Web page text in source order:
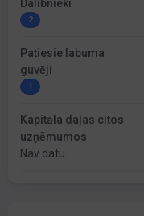
Dalībnieki
2
Patiesie labuma
guvēji
1
Kapitāla daļas citos
uzņēmumos
Nav datu